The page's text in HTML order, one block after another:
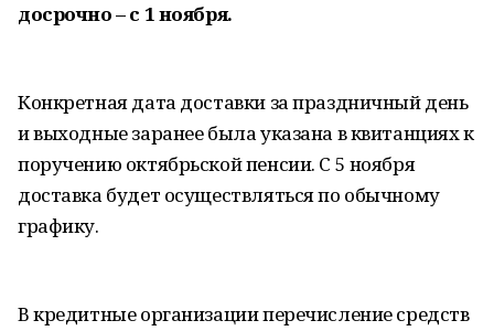
досрочно – с 1 ноября.
Конкретная дата доставки за праздничный день
и выходные заранее была указана в квитанциях к
поручению октябрьской пенсии. С 5 ноября
доставка будет осуществляться по обычному
графику.
В кредитные организации перечисление средств